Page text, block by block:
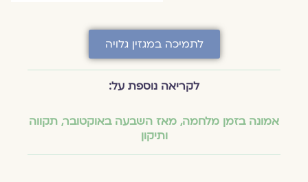
לתמיכה במגזין גלויה
לקריאה נוספת על:
אמונה בזמן מלחמה,מאז השבעה באוקטובר,תקווה
ותיקון